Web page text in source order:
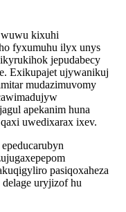
kixuhi
fyxumuhu ilyx unys
jepudabecy
Exikupajet ujywanikuj
mudazimuvomy
apekanim huna
uwedixarax ixev.
pasiqoxaheza
uryjizof hu